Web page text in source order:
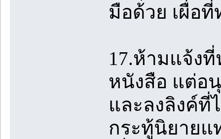
มือด้วย เผื่อ
17.ห้ามแจ้ง
หนังสือ แต่อ
และลงลิงค์ที่
กระทู้นิยาย